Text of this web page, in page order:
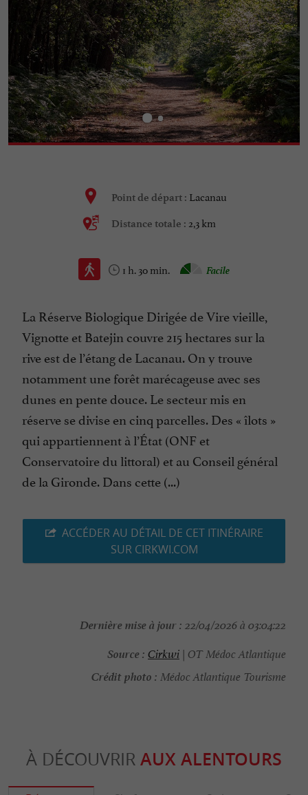
Point de départ : Lacanau
Distance totale : 2,3 km
1 h. 30 min. Facile
La Réserve Biologique Dirigée de Vire vieille,
Vignotte et Batejin couvre 215 hectares sur la
rive est de l’étang de Lacanau. On y trouve
notamment une forêt marécageuse avec ses
dunes en pente douce. Le secteur mis en
réserve se divise en cinq parcelles. Des « îlots »
qui appartiennent à l’État (ONF et
Conservatoire du littoral) et au Conseil général
de la Gironde. Dans cette (...)
ACCÉDER AU DÉTAIL DE CET ITINÉRAIRE
SUR CIRKWI.COM
Dernière mise à jour : 22/04/2026 à 03:04:22
Source : Cirkwi | OT Médoc Atlantique
Crédit photo : Médoc Atlantique Tourisme
À DÉCOUVRIR AUX ALENTOURS